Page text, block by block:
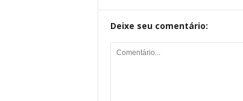
Deixe seu comentário: